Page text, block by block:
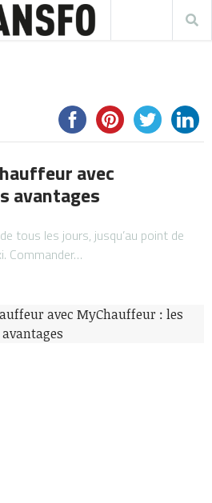
avec
avantages
tous les jours, jusqu’au point de
Commander…